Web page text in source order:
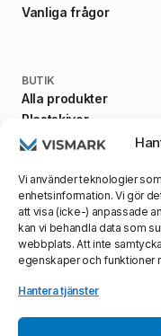
Vi använder teknologier
enhetsinformation. Vi gör
att visa (icke-) anpassade
kan vi behandla data som
webbplats. Att inte
egenskaper och funktioner
Hantera tjänster
Vanliga frågor
BUTIK
Alla produkter
Plastskivor
Fästanordningar
VILLKOR
Allmänna villkor
Integritetspolicy
Leveransvillkor